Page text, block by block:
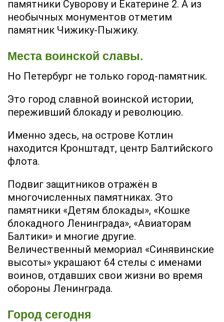
памятники Суворову и Екатерине 2. А из
необычных монументов отметим
памятник Чижику-Пыжику.
Места воинской славы.
Но Петербург не только город-памятник.
Это город славной воинской истории,
переживший блокаду и революцию.
Именно здесь, на острове Котлин
находится Кронштадт, центр Балтийского
флота.
Подвиг защитников отражён в
многочисленных памятниках. Это
памятники «Детям блокады», «Кошке
блокадного Ленинграда», «Авиаторам
Балтики» и многие другие.
Величественный мемориал «Синявинские
высоты» украшают 64 стелы с именами
воинов, отдавших свои жизни во время
обороны Ленинграда.
Город сегодня